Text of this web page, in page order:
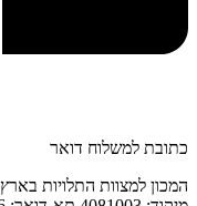
כתובת למשלוח דואר
המכון למצוות התלויות בארץ